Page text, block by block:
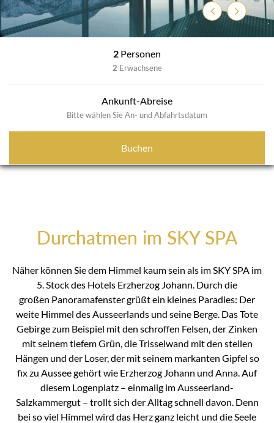
ZurückWeiter
2 Personen
2 Erwachsene
Ankunft-Abreise
Bitte wählen Sie An- und Abfahrtsdatum
Buchen
Durchatmen im SKY SPA
Näher können Sie dem Himmel kaum sein als im SKY SPA im
5. Stock des Hotels Erzherzog Johann. Durch die
großen Panoramafenster grüßt ein kleines Paradies: Der
weite Himmel des Ausseerlands und seine Berge. Das Tote
Gebirge zum Beispiel mit den schroffen Felsen, der Zinken
mit seinem tiefem Grün, die Trisselwand mit den steilen
Hängen und der Loser, der mit seinem markanten Gipfel so
fix zu Aussee gehört wie Erzherzog Johann und Anna. Auf
diesem Logenplatz – einmalig im Ausseerland-
Salzkammergut – trollt sich der Alltag schnell davon. Denn
bei so viel Himmel wird das Herz ganz leicht und die Seele